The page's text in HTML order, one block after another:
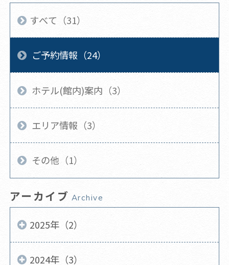
すべて（31）
ご予約情報（24）
ホテル(館内)案内（3）
エリア情報（3）
その他（1）
アーカイブ Archive
2025年（2）
2024年（3）